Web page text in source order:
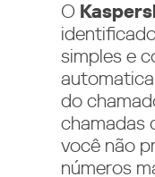
O
simples e
do
chamadas
você não
números